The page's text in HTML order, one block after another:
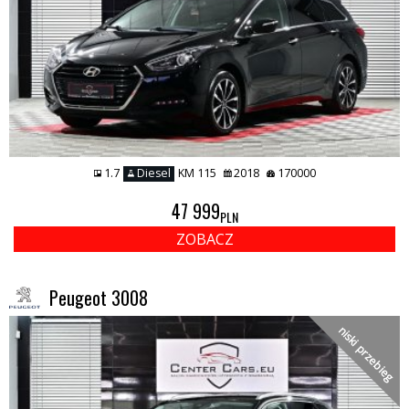
1.7 Diesel KM 115 2018 170000
47 999PLN
ZOBACZ
Peugeot 3008
niski przebieg